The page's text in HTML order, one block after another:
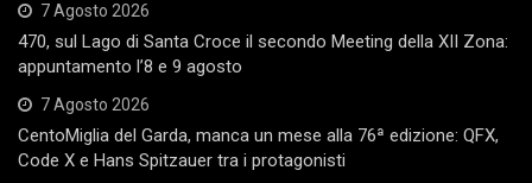
7 Agosto 2026
470, sul Lago di Santa Croce il secondo Meeting della XII Zona:
appuntamento l’8 e 9 agosto
7 Agosto 2026
CentoMiglia del Garda, manca un mese alla 76ª edizione: QFX,
Code X e Hans Spitzauer tra i protagonisti